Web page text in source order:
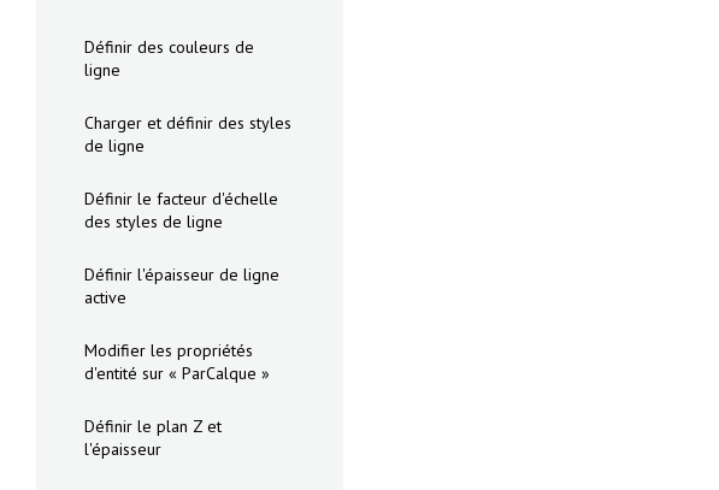
Définir des couleurs de
ligne
Charger et définir des styles
de ligne
Définir le facteur d'échelle
des styles de ligne
Définir l'épaisseur de ligne
active
Modifier les propriétés
d'entité sur « ParCalque »
Définir le plan Z et
l'épaisseur